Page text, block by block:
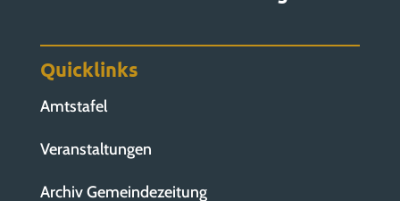
Quicklinks
Amtstafel
Veranstaltungen
Archiv Gemeindezeitung